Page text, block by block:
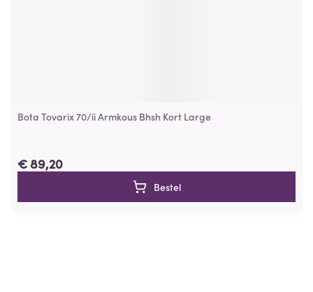
Bota Tovarix 70/ii Armkous Bhsh Kort Large
€ 89,20
Bestel